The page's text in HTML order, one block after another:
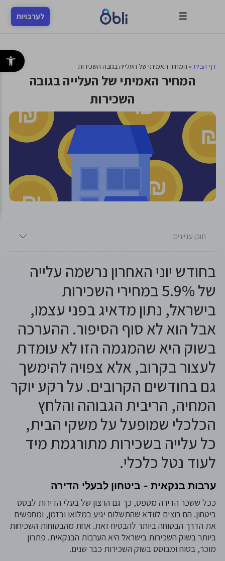
לערבויות
דף הבית » המחיר האמיתי של העלייה בגובה השכירות
המחיר האמיתי של העלייה בגובה
השכירות
תוכן עניינים
בחודש יוני האחרון נרשמה עלייה
של 5.9% במחירי השכירות
בישראל, נתון מדאיג בפני עצמו,
אבל הוא לא סוף הסיפור. ההערכה
בשוק היא שהמגמה הזו לא עומדת
לעצור בקרוב, אלא צפויה להימשך
גם בחודשים הקרובים. על רקע יוקר
המחיה, הריבית הגבוהה והלחץ
הכלכלי שמופעל על משקי הבית,
כל עלייה בשכירות מתורגמת מיד
לעוד נטל כלכלי.
ערבות בנקאית – ביטחון לבעלי הדירה
ככל ששכר הדירה מטפס, כך גם הרצון של בעלי הדירות לבסס
ביטחון. הם רוצים לוודא שהתשלום יגיע במלואו ובזמן, ומחפשים
את הדרך הבטוחה ביותר להבטיח זאת. אחת מהבטוחות השכיחות
ביותר בשוק השכירות בישראל היא הערבות הבנקאית. פתרון
מוכר, בטוח ומבוסס בשוק השכירות כבר שנים.
פתח